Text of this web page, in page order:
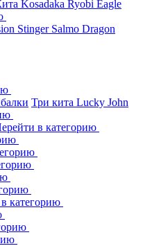
Kosadaka Ryobi Eagle
Stinger Salmo Dragon
Три кита Lucky John
в категорию
категорию